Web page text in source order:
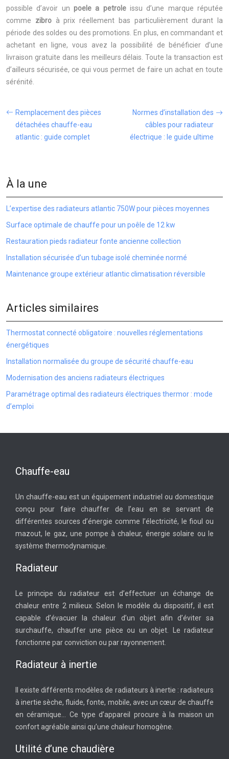
possible d’avoir un poele a petroleissu d’une marque réputée
comme zibroà prix réellement bas particulièrement durant la
période des soldes ou des promotions. En plus, en commandant et
achetant en ligne, vous avez la possibilité de bénéficier d’une
livraison gratuite dans les meilleurs délais. Toute la transaction est
d’ailleurs sécurisée, ce qui vous permet de faire un achat en toute
sérénité.
Remplacement des pièces
détachées chauffe-eau
atlantic : guide complet
Normes d’installation des
câbles pour radiateur
électrique : le guide ultime
À la une
L’expertise des radiateurs atlantic 750W pour pièces moyennes
Surface optimale de chauffe pour un poêle de 12 kw
Restauration pieds radiateur fonte ancienne collection
Installation sécurisée d’un tubage isolé cheminée normé
Maintenance groupe extérieur atlantic climatisation réversible
Articles similaires
Thermostat connecté obligatoire : nouvelles réglementations
énergétiques
Installation normalisée du groupe de sécurité chauffe-eau
Modernisation des anciens radiateurs électriques
Paramétrage optimal des radiateurs électriques thermor : mode
d’emploi
Chauffe-eau
Un chauffe-eau est un équipement industriel ou domestique
conçu pour faire chauffer de l’eau en se servant de
différentes sources d’énergie comme l’électricité, le fioul ou
mazout, le gaz, une pompe à chaleur, énergie solaire ou le
système thermodynamique.
Radiateur
Le principe du radiateur est d’effectuer un échange de
chaleur entre 2 milieux. Selon le modèle du dispositif, il est
capable d’évacuer la chaleur d’un objet afin d’éviter sa
surchauffe, chauffer une pièce ou un objet. Le radiateur
fonctionne par conviction ou par rayonnement.
Radiateur à inertie
Il existe différents modèles de radiateurs à inertie : radiateurs
à inertie sèche, fluide, fonte, mobile, avec un cœur de chauffe
en céramique… Ce type d’appareil procure à la maison un
confort agréable ainsi qu’une chaleur homogène.
Utilité d’une chaudière